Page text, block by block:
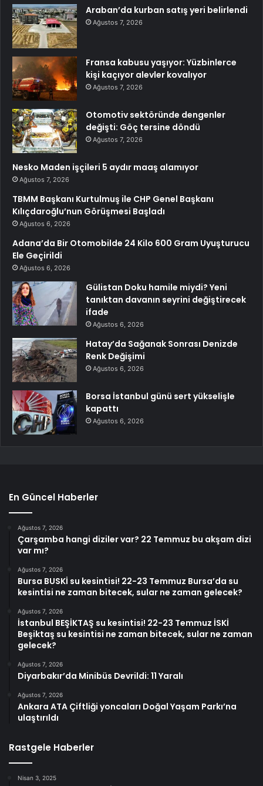
Araban’da kurban satış yeri belirlendi
Ağustos 7, 2026
Fransa kabusu yaşıyor: Yüzbinlerce
kişi kaçıyor alevler kovalıyor
Ağustos 7, 2026
Otomotiv sektöründe dengenler
değişti: Göç tersine döndü
Ağustos 7, 2026
Nesko Maden işçileri 5 aydır maaş alamıyor
Ağustos 7, 2026
TBMM Başkanı Kurtulmuş ile CHP Genel Başkanı
Kılıçdaroğlu’nun Görüşmesi Başladı
Ağustos 6, 2026
Adana’da Bir Otomobilde 24 Kilo 600 Gram Uyuşturucu
Ele Geçirildi
Ağustos 6, 2026
Gülistan Doku hamile miydi? Yeni
tanıktan davanın seyrini değiştirecek
ifade
Ağustos 6, 2026
Hatay’da Sağanak Sonrası Denizde
Renk Değişimi
Ağustos 6, 2026
Borsa İstanbul günü sert yükselişle
kapattı
Ağustos 6, 2026
En Güncel Haberler
Ağustos 7, 2026
Çarşamba hangi diziler var? 22 Temmuz bu akşam dizi
var mı?
Ağustos 7, 2026
Bursa BUSKİ su kesintisi! 22-23 Temmuz Bursa’da su
kesintisi ne zaman bitecek, sular ne zaman gelecek?
Ağustos 7, 2026
İstanbul BEŞİKTAŞ su kesintisi! 22-23 Temmuz İSKİ
Beşiktaş su kesintisi ne zaman bitecek, sular ne zaman
gelecek?
Ağustos 7, 2026
Diyarbakır’da Minibüs Devrildi: 11 Yaralı
Ağustos 7, 2026
Ankara ATA Çiftliği yoncaları Doğal Yaşam Parkı’na
ulaştırıldı
Rastgele Haberler
Nisan 3, 2025